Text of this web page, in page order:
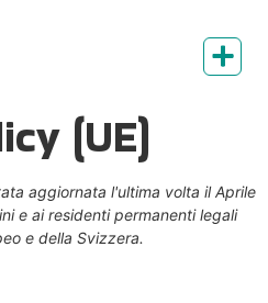
(UE)
aggiornata l'ultima volta il Aprile
e ai residenti permanenti legali
e della Svizzera.